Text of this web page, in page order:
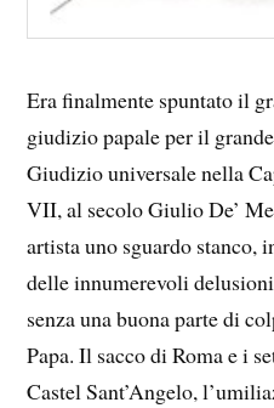
Era finalmente spuntato il
giudizio papale per il
Giudizio universale nella
VII, al secolo Giulio De’
artista uno sguardo stanco,
delle innumerevoli
senza una buona parte di
Papa. Il sacco di Roma e i
Castel Sant’Angelo,